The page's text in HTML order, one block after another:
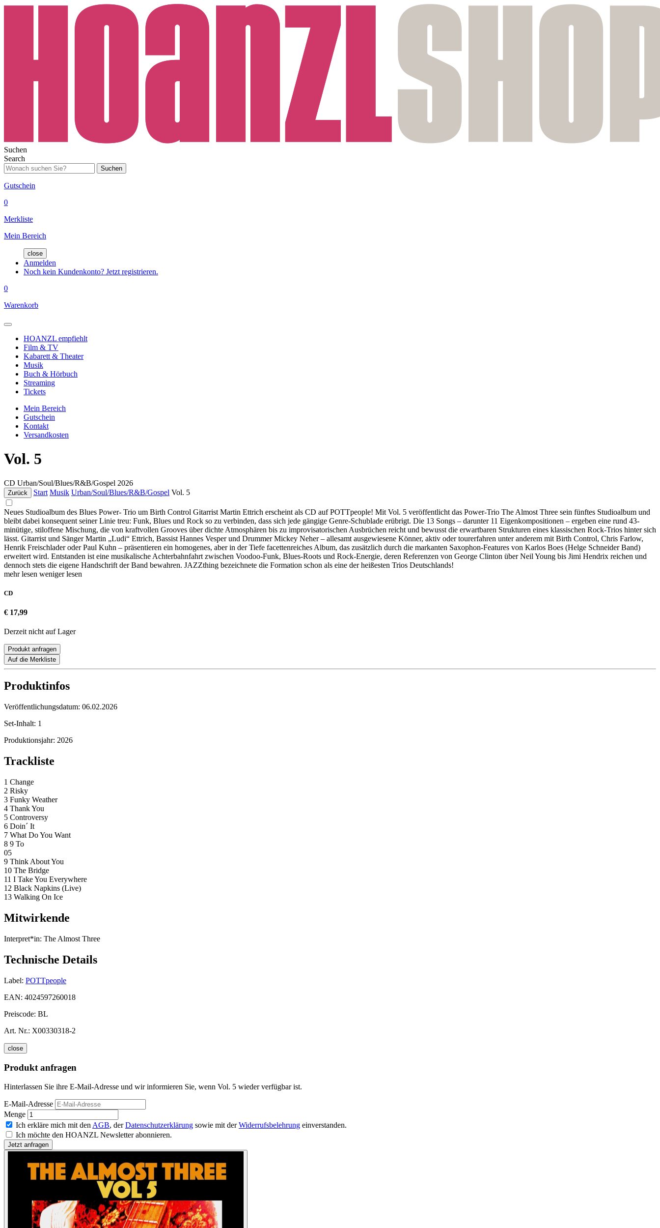
Suchen
Search
Suchen
Gutschein
0
Merkliste
Mein Bereich
close
Anmelden
Noch kein Kundenkonto? Jetzt registrieren.
0
Warenkorb
HOANZL empfiehlt
Film & TV
Kabarett & Theater
Musik
Buch & Hörbuch
Streaming
Tickets
Mein Bereich
Gutschein
Kontakt
Versandkosten
Vol. 5
CD Urban/Soul/Blues/R&B/Gospel 2026
Zurück Start Musik Urban/Soul/Blues/R&B/Gospel Vol. 5
Neues Studioalbum des Blues Power- Trio um Birth Control Gitarrist Martin Ettrich erscheint als CD auf POTTpeople! Mit Vol. 5 veröffentlicht das Power-Trio The Almost Three sein fünftes Studioalbum und
bleibt dabei konsequent seiner Linie treu: Funk, Blues und Rock so zu verbinden, dass sich jede gängige Genre-Schublade erübrigt. Die 13 Songs – darunter 11 Eigenkompositionen – ergeben eine rund 43-
minütige, stiloffene Mischung, die von kraftvollen Grooves über dichte Atmosphären bis zu improvisatorischen Ausbrüchen reicht und bewusst die erwartbaren Strukturen eines klassischen Rock-Trios hinter sich
lässt. Gitarrist und Sänger Martin „Ludi“ Ettrich, Bassist Hannes Vesper und Drummer Mickey Neher – allesamt ausgewiesene Könner, aktiv oder tourerfahren unter anderem mit Birth Control, Chris Farlow,
Henrik Freischlader oder Paul Kuhn – präsentieren ein homogenes, aber in der Tiefe facettenreiches Album, das zusätzlich durch die markanten Saxophon-Features von Karlos Boes (Helge Schneider Band)
erweitert wird. Entstanden ist eine musikalische Achterbahnfahrt zwischen Voodoo-Funk, Blues-Roots und Rock-Energie, deren Referenzen von George Clinton über Neil Young bis Jimi Hendrix reichen und
dennoch stets die eigene Handschrift der Band bewahren. JAZZthing bezeichnete die Formation schon als eine der heißesten Trios Deutschlands!
mehr lesen weniger lesen
CD
€ 17,99
Derzeit nicht auf Lager
Produkt anfragen
Auf die Merkliste
Produktinfos
Veröffentlichungsdatum: 06.02.2026
Set-Inhalt: 1
Produktionsjahr: 2026
Trackliste
1 Change
2 Risky
3 Funky Weather
4 Thank You
5 Controversy
6 Doin´ It
7 What Do You Want
8 9 To
05
9 Think About You
10 The Bridge
11 I Take You Everywhere
12 Black Napkins (Live)
13 Walking On Ice
Mitwirkende
Interpret*in: The Almost Three
Technische Details
Label: POTTpeople
EAN: 4024597260018
Preiscode: BL
Art. Nr.: X00330318-2
close
Produkt anfragen
Hinterlassen Sie ihre E-Mail-Adresse und wir informieren Sie, wenn Vol. 5 wieder verfügbar ist.
E-Mail-Adresse
Menge
Ich erkläre mich mit den AGB, derDatenschutzerklärung sowie mit derWiderrufsbelehrung einverstanden.
Ich möchte den HOANZL Newsletter abonnieren.